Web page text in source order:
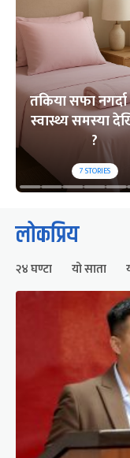
तकिया सफा
स्वास्थ्य समस्या
?
7STORIES
लोकप्रिय
२४ घण्टा यो साता